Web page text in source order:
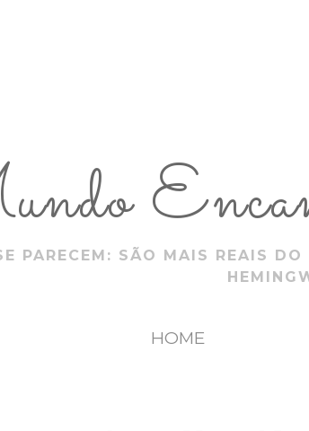
PARECEM: SÃO MAIS REAIS
HOME